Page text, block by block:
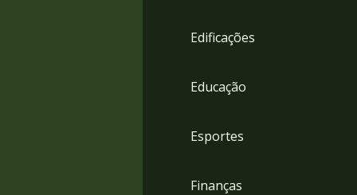
Edificações
Educação
Esportes
Finanças